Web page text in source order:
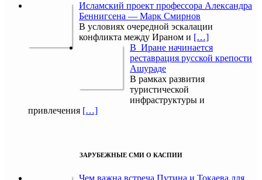
Исламский проект профессора Александра
Беннигсена — Марк Смирнов
В условиях очередной эскалации
конфликта между Ираном и […]
В Иране начинается
реставрация русской крепости
Ашураде
В рамках развития
туристической
инфраструктуры и
привлечения […]
ЗАРУБЕЖНЫЕ СМИ О КАСПИИ
Чем важна встреча Путина и Токаева для